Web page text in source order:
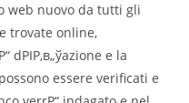
web nuovo da tutti gli
trovate online,
e la
essere verificati e